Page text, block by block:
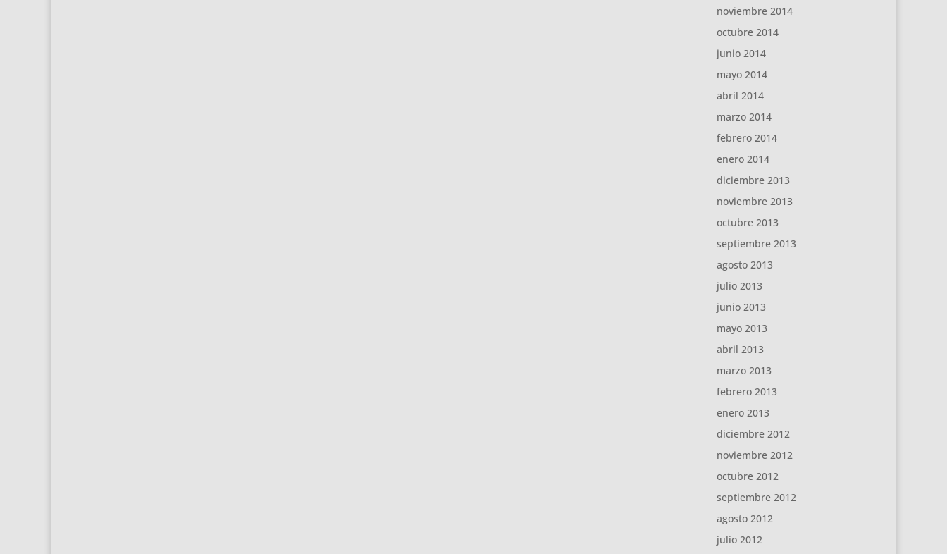
noviembre 2014
octubre 2014
junio 2014
mayo 2014
abril 2014
marzo 2014
febrero 2014
enero 2014
diciembre 2013
noviembre 2013
octubre 2013
septiembre 2013
agosto 2013
julio 2013
junio 2013
mayo 2013
abril 2013
marzo 2013
febrero 2013
enero 2013
diciembre 2012
noviembre 2012
octubre 2012
septiembre 2012
agosto 2012
julio 2012